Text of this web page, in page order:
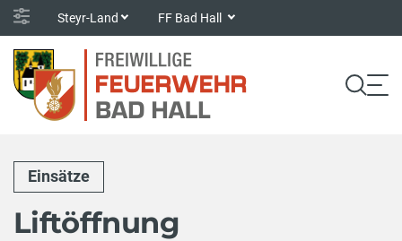
Steyr-Land FF Bad Hall
Einsätze
Liftöffnung